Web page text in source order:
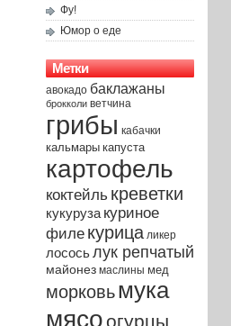
Фу!
Юмор о еде
Метки
авокадо баклажаны
брокколи ветчина
грибы кабачки
кальмары капуста
картофель
коктейль креветки
кукуруза куриное
филе курица ликер
лососьлук репчатый
майонез маслины мед
морковьмука
мясо огурцы